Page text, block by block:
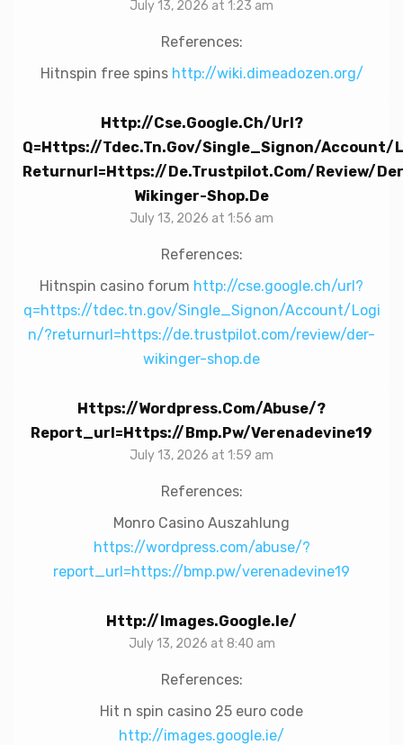
July 13, 2026 at 1:23 am
References:
Hitnspin free spins http://wiki.dimeadozen.org/
Http://cse.google.ch/url?
Q=https://tdec.tn.gov/Single_Signon/Account/
Returnurl=https://de.trustpilot.com/review/
Wikinger-Shop.de
July 13, 2026 at 1:56 am
References:
Hitnspin casino forum http://cse.google.ch/url?
q=https://tdec.tn.gov/Single_Signon/Account/Logi
n/?returnurl=https://de.trustpilot.com/review/der-
wikinger-shop.de
Https://wordpress.com/abuse/?
Report_url=https://bmp.pw/verenadevine19
July 13, 2026 at 1:59 am
References:
Monro Casino Auszahlung
https://wordpress.com/abuse/?
report_url=https://bmp.pw/verenadevine19
Http://images.google.ie/
July 13, 2026 at 8:40 am
References:
Hit n spin casino 25 euro code
http://images.google.ie/